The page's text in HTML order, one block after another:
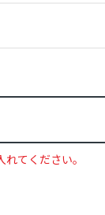
てください。